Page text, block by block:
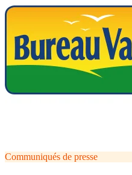
Communiqués de presse